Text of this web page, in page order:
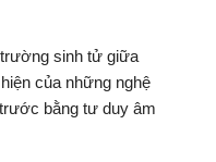
sinh tử giữa
của những nghệ
bằng tư duy âm